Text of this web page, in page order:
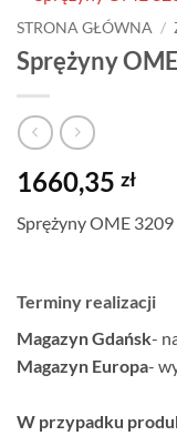
STRONA GŁÓWNA /
Sprężyny
1660,35 zł
Sprężyny OME
Terminy realizacji
Magazyn Gdańsk-
Magazyn Europa-
W przypadku